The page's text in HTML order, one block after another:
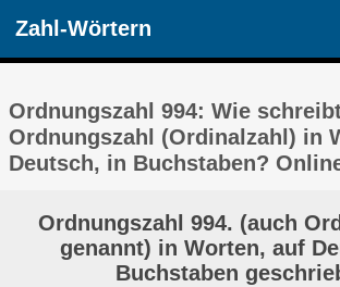
Zahl-Wörtern
Ordnungszahl 994: Wie
Ordnungszahl (Ordinalzahl) in
Deutsch, in Buchstaben?
Ordnungszahl 994. (auch
genannt) in Worten, auf
Buchstaben